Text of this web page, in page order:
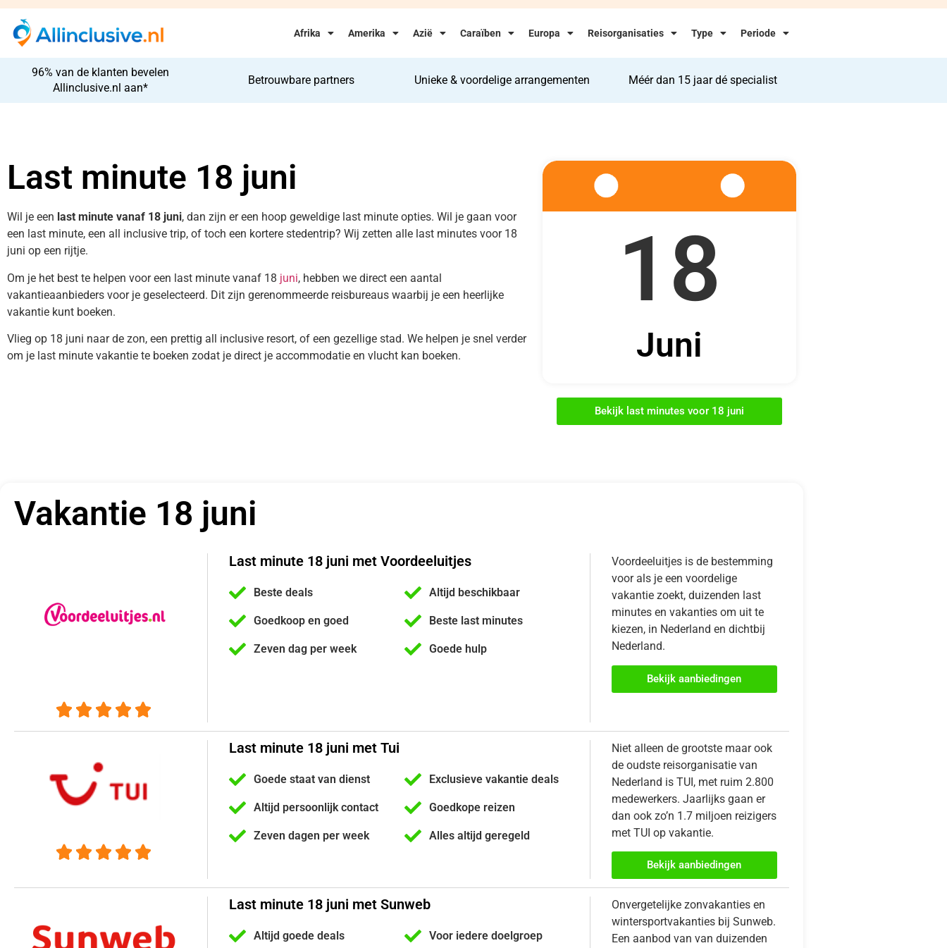
Afrika Amerika Azië Caraïben Europa Reisorganisaties Type Periode
96% van de klanten bevelen
Allinclusive.nl aan*
Betrouwbare partners Unieke & voordelige arrangementen Méér dan 15 jaar dé specialist
Last minute 18 juni
Wil je een last minute vanaf 18 juni, dan zijn er een hoop geweldige last minute opties. Wil je gaan voor
een last minute, een all inclusive trip, of toch een kortere stedentrip? Wij zetten alle last minutes voor 18
juni op een rijtje.
Om je het best te helpen voor een last minute vanaf 18 juni, hebben we direct een aantal
vakantieaanbieders voor je geselecteerd. Dit zijn gerenommeerde reisbureaus waarbij je een heerlijke
vakantie kunt boeken.
Vlieg op 18 juni naar de zon, een prettig all inclusive resort, of een gezellige stad. We helpen je snel verder
om je last minute vakantie te boeken zodat je direct je accommodatie en vlucht kan boeken.
18
Juni
Bekijk last minutes voor 18 juni
Vakantie 18 juni
    
Last minute 18 juni met Voordeeluitjes
Beste deals
Goedkoop en goed
Zeven dag per week
Altijd beschikbaar
Beste last minutes
Goede hulp
Voordeeluitjes is de bestemming
voor als je een voordelige
vakantie zoekt, duizenden last
minutes en vakanties om uit te
kiezen, in Nederland en dichtbij
Nederland.
Bekijk aanbiedingen
    
Last minute 18 juni met Tui
Goede staat van dienst
Altijd persoonlijk contact
Zeven dagen per week
Exclusieve vakantie deals
Goedkope reizen
Alles altijd geregeld
Niet alleen de grootste maar ook
de oudste reisorganisatie van
Nederland is TUI, met ruim 2.800
medewerkers. Jaarlijks gaan er
dan ook zo’n 1.7 miljoen reizigers
met TUI op vakantie.
Bekijk aanbiedingen
Last minute 18 juni met Sunweb
Altijd goede deals Voor iedere doelgroep
Onvergetelijke zonvakanties en
wintersportvakanties bij Sunweb.
Een aanbod van van duizenden